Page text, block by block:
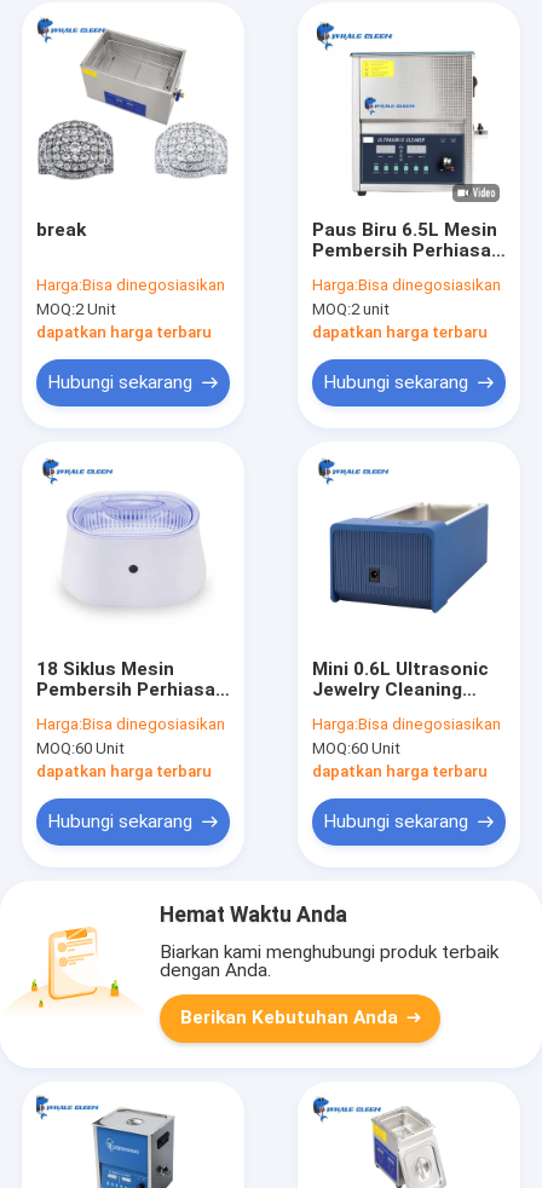
break
Harga:Bisa dinegosiasikan
MOQ:2 Unit
dapatkan harga terbaru
Hubungi sekarang
Paus Biru 6.5L Mesin
Pembersih Perhiasan
Permukaan Cekung
Harga:Bisa dinegosiasikan
MOQ:2 unit
dapatkan harga terbaru
Hubungi sekarang
18 Siklus Mesin
Pembersih Perhiasan
Ultra Sonic Ring
Cleaner
Harga:Bisa dinegosiasikan
MOQ:60 Unit
dapatkan harga terbaru
Hubungi sekarang
Mini 0.6L Ultrasonic
Jewelry Cleaning
Digital Tangki
SUS304
Harga:Bisa dinegosiasikan
MOQ:60 Unit
dapatkan harga terbaru
Hubungi sekarang
Hemat Waktu Anda
Biarkan kami menghubungi produk terbaik
dengan Anda.
Berikan Kebutuhan Anda